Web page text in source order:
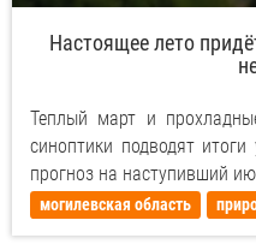
Настоящее лето
Теплый март и
синоптики подводят
прогноз на наступивший
могилевская область